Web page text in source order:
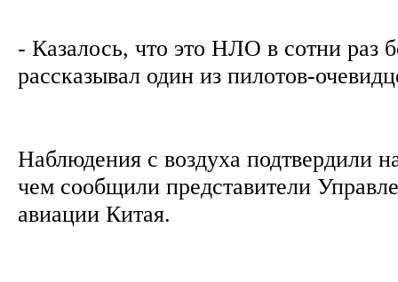
- Казалось, что это НЛО в сотни раз
рассказывал один из пилотов-
Наблюдения с воздуха подтвердили
чем сообщили представители
авиации Китая.